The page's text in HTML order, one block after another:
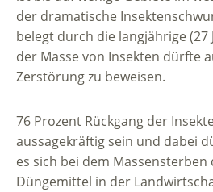
der dramatische
belegt durch die langjährige
der Masse von Insekten dürfte
Zerstörung zu beweisen.
76 Prozent Rückgang der
aussagekräftig sein und dabei
es sich bei dem
Düngemittel in der